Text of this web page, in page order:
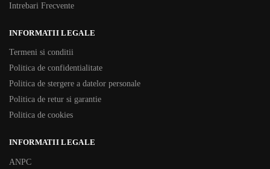
Intrebari Frecvente
INFORMATII LEGALE
Termeni si conditii
Politica de confidentialitate
Politica de stergere a datelor personale
Politica de retur si garantie
Politica de cookies
INFORMATII LEGALE
ANPC